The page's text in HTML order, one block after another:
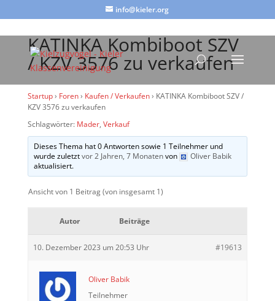
info@kieler.org
KATINKA Kombiboot SZV
/ KZV 3576 zu verkaufen
Startup› Foren› Kaufen / Verkaufen› KATINKA Kombiboot SZV /
KZV 3576 zu verkaufen
Schlagwörter: Mader, Verkauf
Dieses Thema hat 0 Antworten sowie 1 Teilnehmer und
wurde zuletztvor 2 Jahren, 7 Monatenvon
Oliver Babik
aktualisiert.
Ansicht von 1 Beitrag (von insgesamt 1)
Autor Beiträge
10. Dezember 2023 um 20:53 Uhr #19613
Oliver Babik
Teilnehmer